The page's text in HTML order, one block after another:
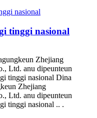
tinggi nasional
Zhejiang
Ltd. anu dipeunteun
tinggi nasional Dina
Zhejiang
Ltd. anu dipeunteun
tinggi nasional .. .